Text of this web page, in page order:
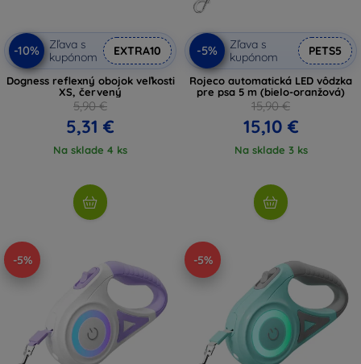
-10%
Zľava s
kupónom
EXTRA10
Dogness reflexný obojok veľkosti
XS, červený
5,90 €
5,31 €
Na sklade 4 ks
-5%
Zľava s
kupónom
PETS5
Rojeco automatická LED vôdzka
pre psa 5 m (bielo-oranžová)
15,90 €
15,10 €
Na sklade 3 ks
-5% -5%